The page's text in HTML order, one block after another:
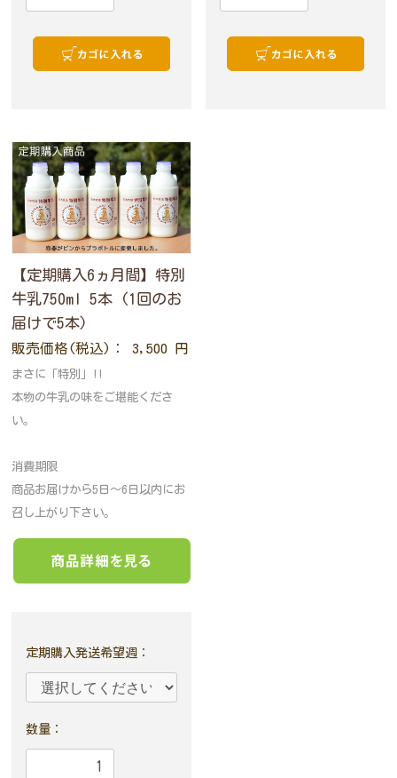
【定期購入6ヵ月間】特別
牛乳750ml 5本 (1回のお
届けで5本)
販売価格(税込)： 3,500 円
まさに「特別」!!
本物の牛乳の味をご堪能くださ
い。
消費期限
商品お届けから5日〜6日以内にお
召し上がり下さい。
定期購入発送希望週 ：
数量：